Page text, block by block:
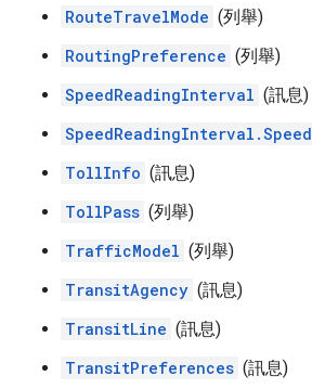
RouteTravelMode (列舉)
RoutingPreference (列舉)
SpeedReadingInterval (訊息)
SpeedReadingInterval.Speed
TollInfo (訊息)
TollPass (列舉)
TrafficModel (列舉)
TransitAgency (訊息)
TransitLine (訊息)
TransitPreferences (訊息)